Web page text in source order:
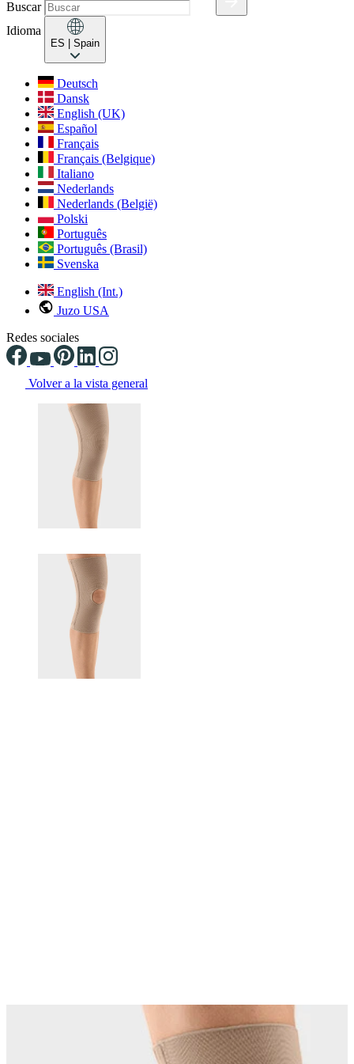
Buscar
Idioma
ES | Spain
Deutsch
Dansk
English (UK)
Español
Français
Français (Belgique)
Italiano
Nederlands
Nederlands (België)
Polski
Português
Português (Brasil)
Svenska
English (Int.)
Juzo USA
Redes sociales
Volver a la vista general